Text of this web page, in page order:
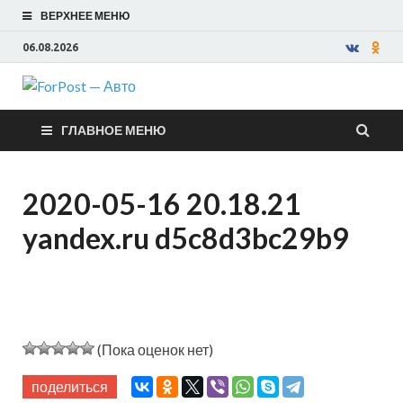
ВЕРХНЕЕ МЕНЮ
06.08.2026
ForPost —
Авто
ГЛАВНОЕ МЕНЮ
2020-05-16 20.18.21
yandex.ru d5c8d3bc29b9
(Пока оценок нет)
поделиться